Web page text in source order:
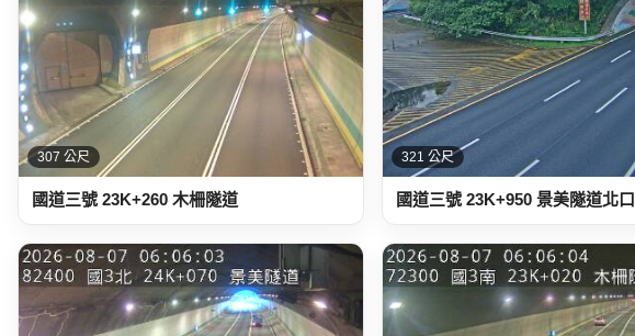
307 公尺
國道三號 23K+260 木柵隧道
321 公尺
國道三號 23K+950 景美隧道北口